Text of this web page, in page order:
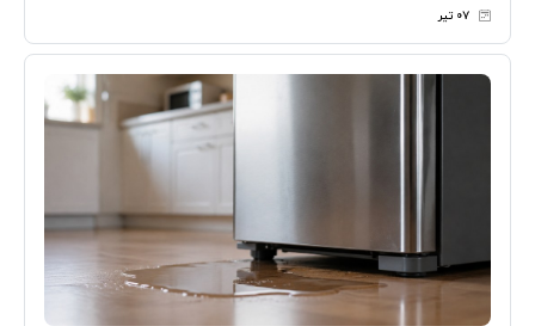
۰۷ تیر